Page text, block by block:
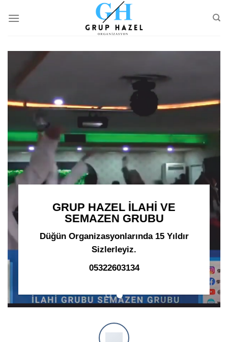
GRUP HAZEL İLAHİ VE
SEMAZEN GRUBU
Düğün Organizasyonlarında 15 Yıldır
Sizlerleyiz.
05322603134